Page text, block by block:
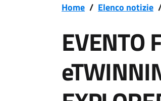
Home / Elenco notizie
EVENTO